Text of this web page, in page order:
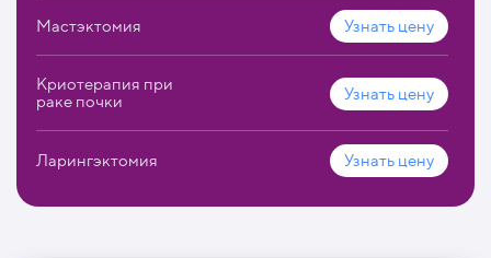
Мастэктомия Узнать цену
Криотерапия при
раке почки
Узнать цену
Ларингэктомия Узнать цену